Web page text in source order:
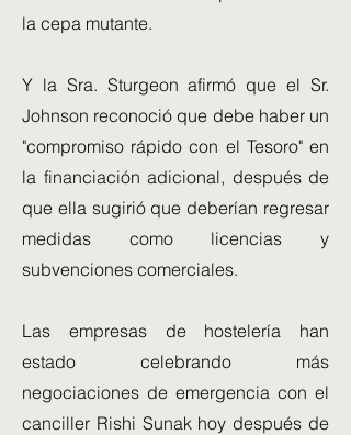
la cepa mutante.
Y la Sra. Sturgeon afirmó que el Sr.
Johnson reconoció que debe haber un
"compromiso rápido con el Tesoro" en
la financiación adicional, después de
que ella sugirió que deberían regresar
medidas como licencias y
subvenciones comerciales.
Las empresas de hostelería han
estado celebrando más
negociaciones de emergencia con el
canciller Rishi Sunak hoy después de